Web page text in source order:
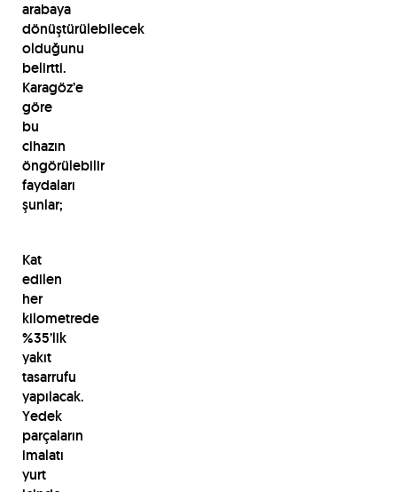
arabaya
dönüştürülebilecek
olduğunu
belirtti.
Karagöz’e
göre
bu
cihazın
öngörülebilir
faydaları
şunlar;
Kat
edilen
her
kilometrede
%35’lik
yakıt
tasarrufu
yapılacak.
Yedek
parçaların
imalatı
yurt